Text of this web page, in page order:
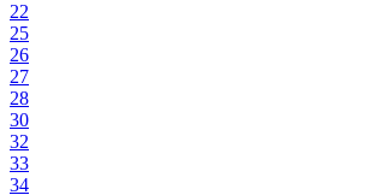
22
25
26
27
28
30
32
33
34